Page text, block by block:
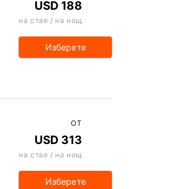
USD 188
на стая / на нощ
Изберете
ОТ
USD 313
на стая / на нощ
Изберете